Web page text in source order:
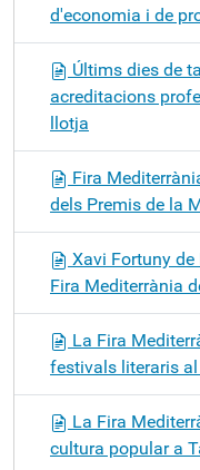
d'economia i de
Últims dies de
acreditacions
llotja
Fira
dels Premis de la
Xavi Fortuny de
Fira Mediterrània
La Fira
festivals literaris
La Fira
cultura popular a